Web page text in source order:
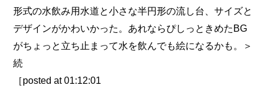
形式の水飲み用水道と小さな半円形の流し台、サイズと
デザインがかわいかった。あれならぴしっときめたBG
がちょっと立ち止まって水を飲んでも絵になるかも。＞
続
［posted at 01:12:01